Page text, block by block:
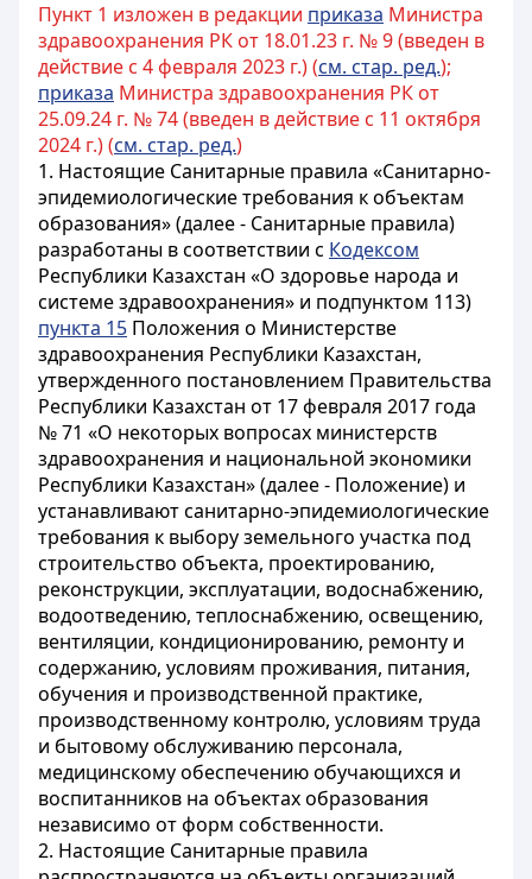
Пункт 1 изложен в редакции приказа Министра
здравоохранения РК от 18.01.23 г. № 9 (введен в
действие с 4 февраля 2023 г.) (см. стар. ред.);
приказа Министра здравоохранения РК от
25.09.24 г. № 74 (введен в действие с 11 октября
2024 г.) (см. стар. ред.)
1. Настоящие Санитарные правила «Санитарно-
эпидемиологические требования к объектам
образования» (далее - Санитарные правила)
разработаны в соответствии с Кодексом
Республики Казахстан «О здоровье народа и
системе здравоохранения» и подпунктом 113)
пункта 15 Положения о Министерстве
здравоохранения Республики Казахстан,
утвержденного постановлением Правительства
Республики Казахстан от 17 февраля 2017 года
№ 71 «О некоторых вопросах министерств
здравоохранения и национальной экономики
Республики Казахстан» (далее - Положение) и
устанавливают санитарно-эпидемиологические
требования к выбору земельного участка под
строительство объекта, проектированию,
реконструкции, эксплуатации, водоснабжению,
водоотведению, теплоснабжению, освещению,
вентиляции, кондиционированию, ремонту и
содержанию, условиям проживания, питания,
обучения и производственной практике,
производственному контролю, условиям труда
и бытовому обслуживанию персонала,
медицинскому обеспечению обучающихся и
воспитанников на объектах образования
независимо от форм собственности.
2. Настоящие Санитарные правила